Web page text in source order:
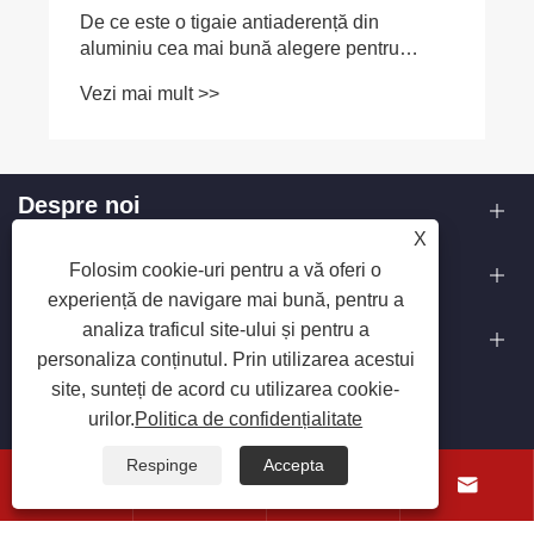
De ce este o tigaie antiaderență din
aluminiu cea mai bună alegere pentru
Vezi mai mult >>
Despre noi
Produse
Contactaţi-ne
URMAȚI-NE
 
X
Folosim cookie-uri pentru a vă oferi o
experiență de navigare mai bună, pentru a
analiza traficul site-ului și pentru a
personaliza conținutul. Prin utilizarea acestui
site, sunteți de acord cu utilizarea cookie-
urilor.Politica de confidențialitate
Respinge Accepta